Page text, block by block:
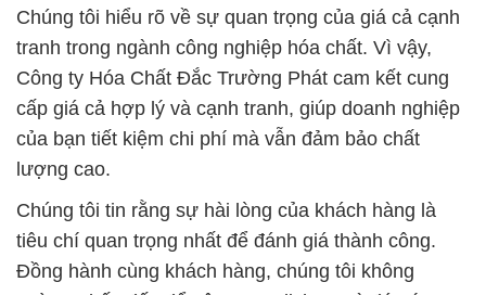
Chúng tôi hiểu rõ về sự quan trọng của giá cả cạnh
tranh trong ngành công nghiệp hóa chất. Vì vậy,
Công ty Hóa Chất Đắc Trường Phát cam kết cung
cấp giá cả hợp lý và cạnh tranh, giúp doanh nghiệp
của bạn tiết kiệm chi phí mà vẫn đảm bảo chất
lượng cao.
Chúng tôi tin rằng sự hài lòng của khách hàng là
tiêu chí quan trọng nhất để đánh giá thành công.
Đồng hành cùng khách hàng, chúng tôi không